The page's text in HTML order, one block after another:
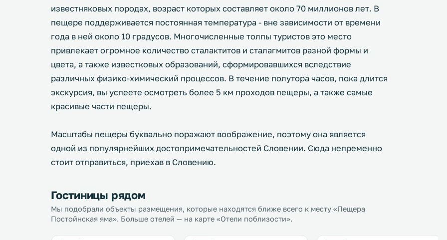
известняковых породах, возраст которых составляет около 70 миллионов лет. В
пещере поддерживается постоянная температура - вне зависимости от времени
года в ней около 10 градусов. Многочисленные толпы туристов это место
привлекает огромное количество сталактитов и сталагмитов разной формы и
цвета, а также известковых образований, сформировавшихся вследствие
различных физико-химический процессов. В течение полутора часов, пока длится
экскурсия, вы успеете осмотреть более 5 км проходов пещеры, а также самые
красивые части пещеры.
Масштабы пещеры буквально поражают воображение, поэтому она является
одной из популярнейших достопримечательностей Словении. Сюда непременно
стоит отправиться, приехав в Словению.
Гостиницы рядом
Мы подобрали объекты размещения, которые находятся ближе всего к месту «Пещера
Постойнская яма». Больше отелей — на карте «Отели поблизости».